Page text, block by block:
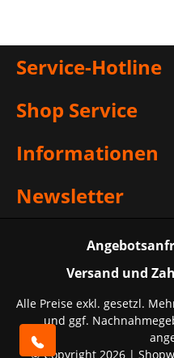
Service-Hotline
Shop Service
Informationen
Newsletter
Versand und
Alle Preise exkl. gesetzl.
und ggf.
© Copyright 2026 |